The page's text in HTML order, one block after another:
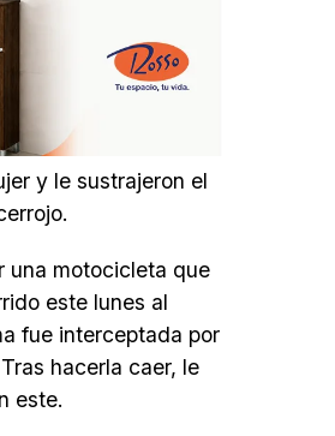
y le sustrajeron el
una motocicleta que
este lunes al
fue interceptada por
hacerla caer, le
este.